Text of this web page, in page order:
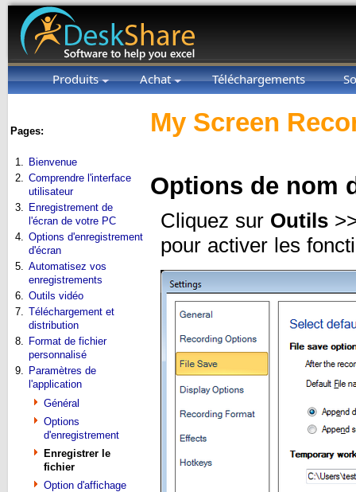
Produits Achat Téléchargements
Pages:
1. Bienvenue
2. Comprendre l'interface
utilisateur
3. Enregistrement de
l'écran de votre PC
4. Options d'enregistrement
d'écran
5. Automatisez vos
enregistrements
6. Outils vidéo
7. Téléchargement et
distribution
8. Format de fichier
personnalisé
9. Paramètres de
l'application
Général
Options
d'enregistrement
Enregistrer le
fichier
Option d'affichage
My Screen
Options de nom
Cliquez sur Outils
pour activer les